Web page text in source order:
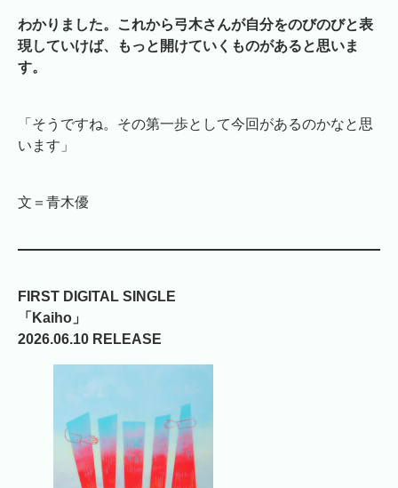
わかりました。これから弓木さんが自分をのびのびと表
現していけば、もっと開けていくものがあると思いま
す。
「そうですね。その第一歩として今回があるのかなと思
います」
文＝青木優
FIRST DIGITAL SINGLE
「Kaiho」
2026.06.10 RELEASE